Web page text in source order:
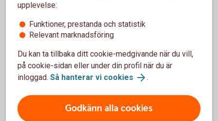
Fler sätt att hjälpa ditt barn
Det finns flera sätt att hjälpa ditt barn köpa bostad,
till exempel att bidra till kontantinsatsen eller äga
lägenheten tillsammans.
Så hjälper du ditt barn köpa bostad
upplevelse:
Funktioner, prestanda och statistik
Relevant marknadsföring
Du kan ta tillbaka ditt cookie-medgivande när du vill,
på cookie-sidan eller under din profil när du är
inloggad. Så hanterar vi cookies .
Godkänn alla cookies